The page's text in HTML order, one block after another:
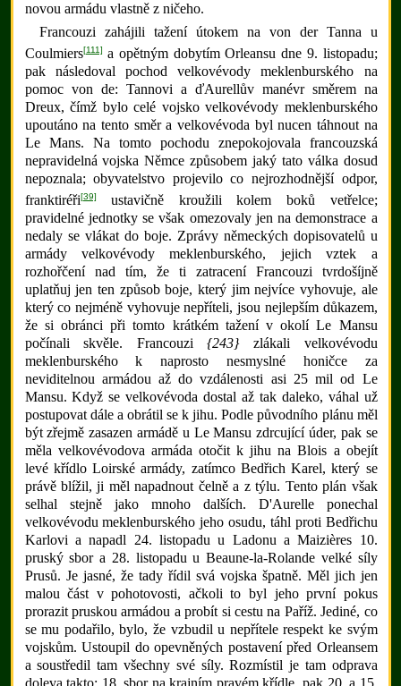
novou armádu vlastně z ničeho.
Francouzi zahájili tažení útokem na von der Tanna u
Coulmiers[111] a opětným dobytím Orleansu dne 9. listopadu;
pak následoval pochod velkovévody meklenburského na
pomoc von de: Tannovi a ďAurellův manévr směrem na
Dreux, čímž bylo celé vojsko velkovévody meklenburského
upoutáno na tento směr a velkovévoda byl nucen táhnout na
Le Mans. Na tomto pochodu znepokojovala francouzská
nepravidelná vojska Němce způsobem jaký tato válka dosud
nepoznala; obyvatelstvo projevilo co nejrozhodnější odpor,
franktiréři[39]
ustavičně kroužili kolem boků vetřelce;
pravidelné jednotky se však omezovaly jen na demonstrace a
nedaly se vlákat do boje. Zprávy německých dopisovatelů u
armády velkovévody meklenburského, jejich vztek a
rozhořčení nad tím, že ti zatracení Francouzi tvrdošíjně
uplatňuj jen ten způsob boje, který jim nejvíce vyhovuje, ale
který co nejméně vyhovuje nepříteli, jsou nejlepším důkazem,
že si obránci při tomto krátkém tažení v okolí Le Mansu
počínali skvěle. Francouzi{243}zlákali velkovévodu
meklenburského k naprosto nesmyslné honičce za
neviditelnou armádou až do vzdálenosti asi 25 mil od Le
Mansu. Když se velkovévoda dostal až tak daleko, váhal už
postupovat dále a obrátil se k jihu. Podle původního plánu měl
být zřejmě zasazen armádě u Le Mansu zdrcující úder, pak se
měla velkovévodova armáda otočit k jihu na Blois a obejít
levé křídlo Loirské armády, zatímco Bedřich Karel, který se
právě blížil, ji měl napadnout čelně a z týlu. Tento plán však
selhal stejně jako mnoho dalších. D'Aurelle ponechal
velkovévodu meklenburského jeho osudu, táhl proti Bedřichu
Karlovi a napadl 24. listopadu u Ladonu a Maizières 10.
pruský sbor a 28. listopadu u Beaune-la-Rolande velké síly
Prusů. Je jasné, že tady řídil svá vojska špatně. Měl jich jen
malou část v pohotovosti, ačkoli to byl jeho první pokus
prorazit pruskou armádou a probít si cestu na Paříž. Jediné, co
se mu podařilo, bylo, že vzbudil u nepřítele respekt ke svým
vojskům. Ustoupil do opevněných postavení před Orleansem
a soustředil tam všechny své síly. Rozmístil je tam odprava